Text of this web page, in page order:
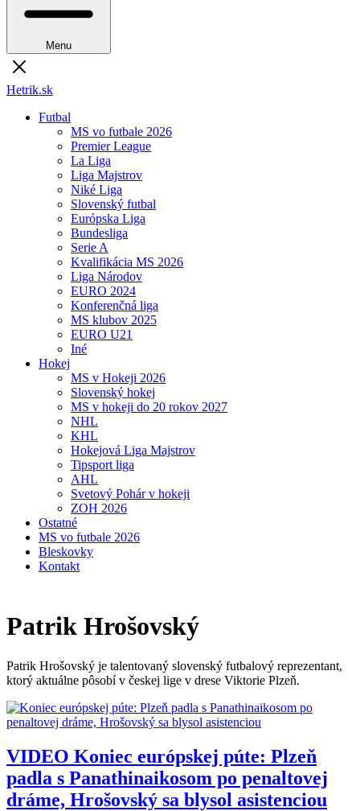
Menu
Hetrik.sk
Futbal
MS vo futbale 2026
Premier League
La Liga
Liga Majstrov
Niké Liga
Slovenský futbal
Európska Liga
Bundesliga
Serie A
Kvalifikácia MS 2026
Liga Národov
EURO 2024
Konferenčná liga
MS klubov 2025
EURO U21
Iné
Hokej
MS v Hokeji 2026
Slovenský hokej
MS v hokeji do 20 rokov 2027
NHL
KHL
Hokejová Liga Majstrov
Tipsport liga
AHL
Svetový Pohár v hokeji
ZOH 2026
Ostatné
MS vo futbale 2026
Bleskovky
Kontakt
Patrik Hrošovský
Patrik Hrošovský je talentovaný slovenský futbalový reprezentant,
ktorý aktuálne pôsobí v českej lige v drese Viktorie Plzeň.
VIDEO Koniec európskej púte: Plzeň
padla s Panathinaikosom po penaltovej
dráme, Hrošovský sa blysol asistenciou